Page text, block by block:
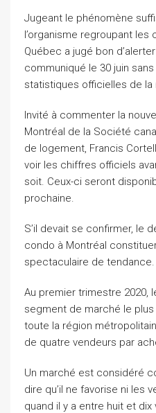
Jugeant le phénomène
l’organisme regroupant
Québec a jugé bon
communiqué le 30 juin
statistiques officielles de la
Invité à commenter la
Montréal de la Société
de logement, Francis
voir les chiffres officiels
soit. Ceux-ci seront
prochaine.
S’il devait se confirmer, le
condo à Montréal
spectaculaire de tendance.
Au premier trimestre 2020,
segment de marché le
toute la région
de quatre vendeurs par
Un marché est considéré
dire qu’il ne favorise ni les
quand il y a entre huit et